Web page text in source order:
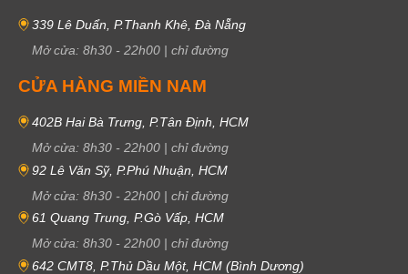
339 Lê Duẩn, P.Thanh Khê, Đà Nẵng
Mở cửa: 8h30 - 22h00 | chỉ đường
CỬA HÀNG MIỀN NAM
402B Hai Bà Trưng, P.Tân Định, HCM
Mở cửa: 8h30 - 22h00 | chỉ đường
92 Lê Văn Sỹ, P.Phú Nhuận, HCM
Mở cửa: 8h30 - 22h00 | chỉ đường
61 Quang Trung, P.Gò Vấp, HCM
Mở cửa: 8h30 - 22h00 | chỉ đường
642 CMT8, P.Thủ Dầu Một, HCM (Bình Dương)